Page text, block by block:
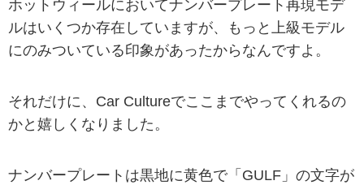
ホットウィールにおいてナンバープレート再現モデ
ルはいくつか存在していますが、もっと上級モデル
にのみついている印象があったからなんですよ。
それだけに、Car Cultureでここまでやってくれるの
かと嬉しくなりました。
ナンバープレートは黒地に黄色で「GULF」の文字が